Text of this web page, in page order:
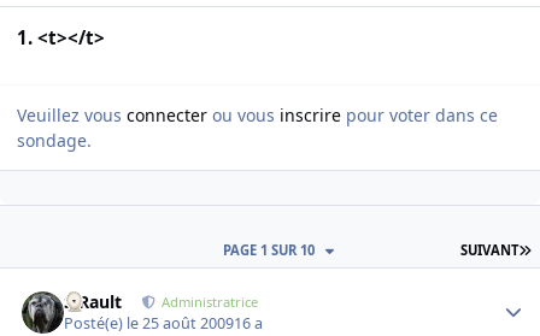
1. <t></t>
Veuillez vous connecter ou vous inscrire pour voter dans ce
sondage.
SUIVANT
PAGE 1 SUR 10
S.Rault Administratrice
Posté(e) le 25 août 200916 a